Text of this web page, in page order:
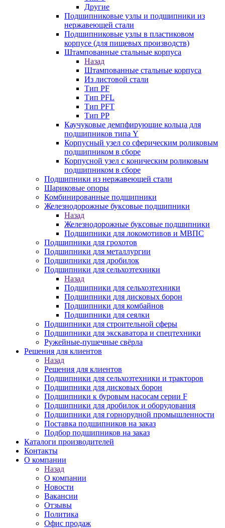
Другие
Подшипниковые узлы и подшипники из
нержавеющей стали
Подшипниковые узлы в пластиковом
корпусе (для пищевых производств)
Штампованные стальные корпуса
Назад
Штампованные стальные корпуса
Из листовой стали
Тип PF
Тип PFL
Тип PFT
Тип PP
Каучуковые демпфирующие кольца для
подшипников типа Y
Корпусный узел со сферическим роликовым
подшипником в сборе
Корпусной узел с коническим роликовым
подшипником в сборе
Подшипники из нержавеющей стали
Шариковые опоры
Комбинированные подшипники
Железнодорожные буксовые подшипники
Назад
Железнодорожные буксовые подшипники
Подшипники для локомотивов и МВПС
Подшипники для грохотов
Подшипники для металлургии
Подшипники для дробилок
Подшипники для сельхозтехники
Назад
Подшипники для сельхозтехники
Подшипники для дисковых борон
Подшипники для комбайнов
Подшипники для сеялки
Подшипники для строительной сферы
Подшипники для экскаватора и спецтехники
Ружейные-пушечные свёрла
Решения для клиентов
Назад
Решения для клиентов
Подшипники для сельхозтехники и тракторов
Подшипники для дисковых борон
Подшипники к буровым насосам серии F
Подшипники для дробилок и оборудования
Подшипники для горнорудной промышленности
Поставка подшипников на заказ
Подбор подшипников на заказ
Каталоги производителей
Контакты
О компании
Назад
О компании
Новости
Вакансии
Отзывы
Политика
Офис продаж